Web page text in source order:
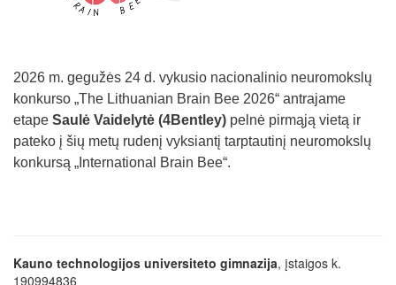
2026 m. gegužės 24 d. vykusio nacionalinio neuromokslų
konkurso „The Lithuanian Brain Bee 2026“ antrajame
etape Saulė Vaidelytė (4Bentley) pelnė pirmąją vietą ir
pateko į šių metų rudenį vyksiantį tarptautinį neuromokslų
konkursą „International Brain Bee“.
Kauno technologijos universiteto gimnazija, įstaigos k.
190994836